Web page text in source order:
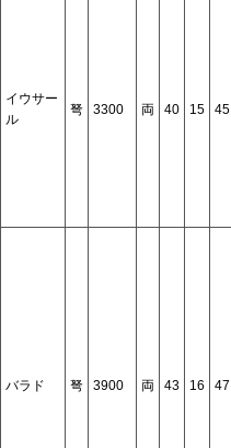
イウサー
ル
弩 3300 両 40 15 45
バラド 弩 3900 両 43 16 47